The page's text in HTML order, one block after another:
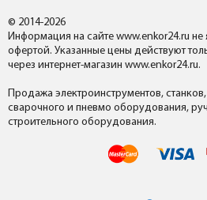
© 2014-2026
Информация на сайте www.enkor24.ru не
офертой. Указанные цены действуют
через интернет-магазин www.enkor24.ru.
Продажа электроинструментов,
сварочного и пневмо оборудования,
строительного оборудования.